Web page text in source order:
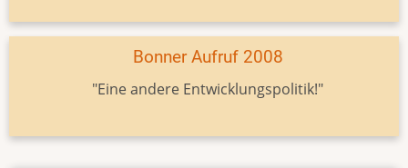
Bonner Aufruf 2008
"Eine andere Entwicklungspolitik!"